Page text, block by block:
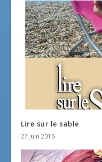
Lire sur le sable
27 juin 2016